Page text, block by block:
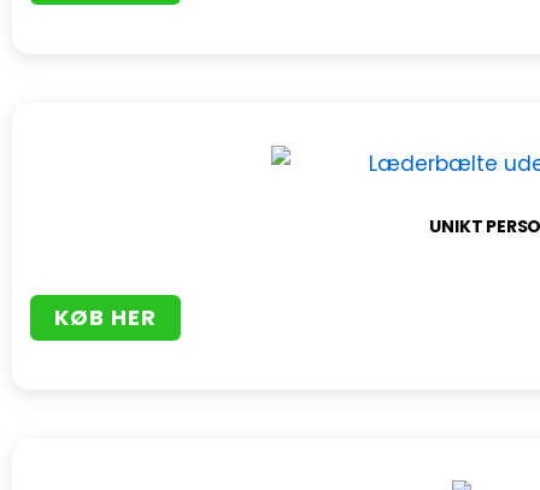
UNIKT
KØB HER